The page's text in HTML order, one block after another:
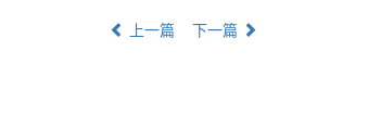
上一篇 下一篇